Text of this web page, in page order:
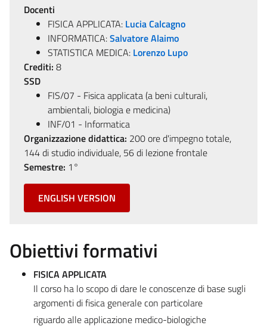
Docenti
FISICA APPLICATA: Lucia Calcagno
INFORMATICA:Salvatore Alaimo
STATISTICA MEDICA: Lorenzo Lupo
Crediti: 8
SSD
FIS/07 - Fisica applicata (a beni culturali,
ambientali, biologia e medicina)
INF/01 - Informatica
Organizzazione didattica: 200 ore d'impegno totale,
144 di studio individuale, 56 di lezione frontale
Semestre: 1°
ENGLISH VERSION
Obiettivi formativi
FISICA APPLICATA
Il corso ha lo scopo di dare le conoscenze di base sugli
argomenti di fisica generale con particolare
riguardo alle applicazione medico-biologiche